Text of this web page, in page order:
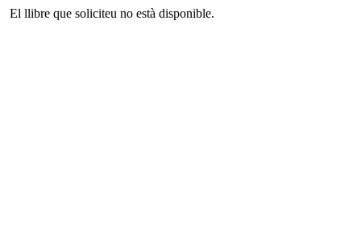
El llibre que soliciteu no està disponible.